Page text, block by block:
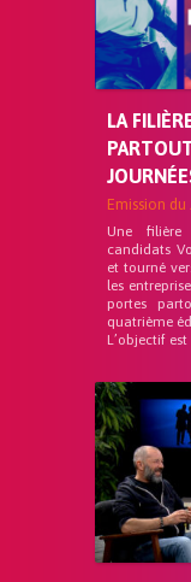
LA
Emission du
Une
candidats
et tourné
les
portes
quatrième
L’objectif